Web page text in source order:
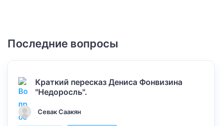
Последние вопросы
Краткий пересказ Дениса Фонвизина
"Недоросль".
Севак Саакян